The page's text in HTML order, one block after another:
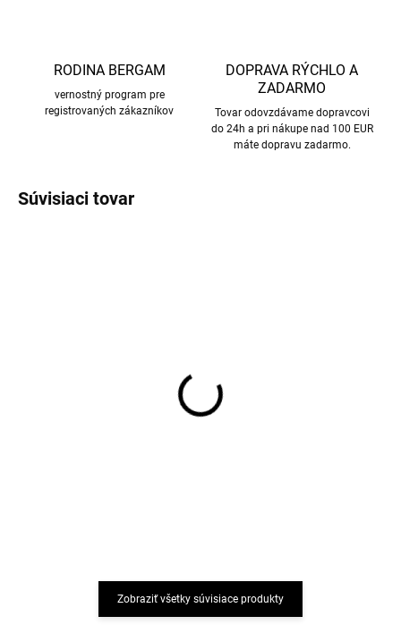
RODINA BERGAM
vernostný program pre
registrovaných zákazníkov
DOPRAVA RÝCHLO A
ZADARMO
Tovar odovzdávame dopravcovi
do 24h a pri nákupe nad 100 EUR
máte dopravu zadarmo.
Súvisiaci tovar
Zobraziť všetky súvisiace produkty